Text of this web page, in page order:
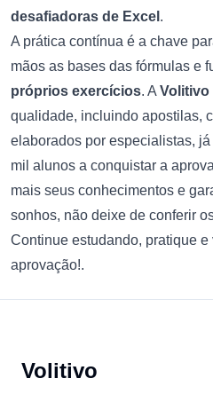
desafiadoras de Excel .
A prática contínua é a chave
mãos as bases das fórmulas e
próprios exercícios. A Volitivo
qualidade, incluindo apostilas,
elaborados por especialistas,
mil alunos a conquistar a
mais seus conhecimentos e
sonhos, não deixe de conferir
Continue estudando, pratique
aprovação!.
Volitivo